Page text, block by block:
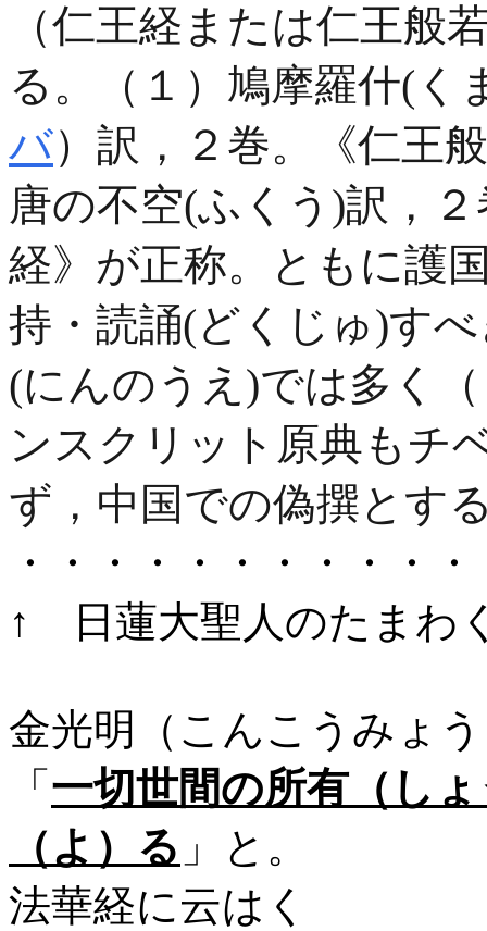
（仁王経または仁王般
る。（１）鳩摩羅什(く
バ）訳，２巻。《仁王
唐の不空(ふくう)訳，
経》が正称。ともに護
持・読誦(どくじゅ)す
(にんのうえ)では多く
ンスクリット原典もチ
ず，中国での偽撰とす
・・・・・・・・・・
↑ 日蓮大聖人のたまわ
金光明（こんこうみょ
「 一切世間の所有（し
（よ）る 」と。
法華経に云はく